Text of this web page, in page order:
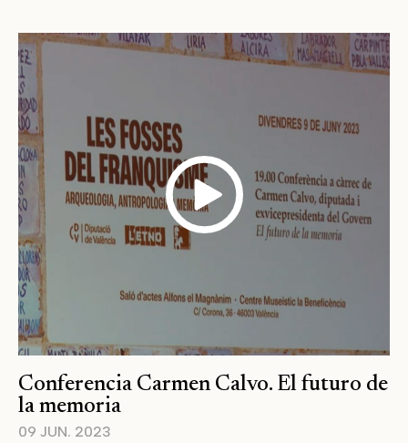
Conferencia Carmen Calvo. El futuro de
la memoria
09 JUN. 2023